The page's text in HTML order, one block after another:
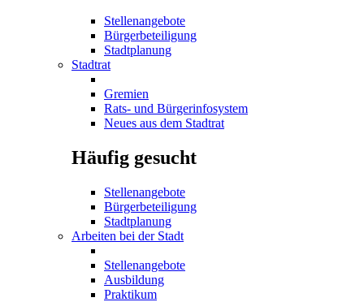
Stellenangebote
Bürgerbeteiligung
Stadtplanung
Stadtrat
Gremien
Rats- und Bürgerinfosystem
Neues aus dem Stadtrat
Häufig gesucht
Stellenangebote
Bürgerbeteiligung
Stadtplanung
Arbeiten bei der Stadt
Stellenangebote
Ausbildung
Praktikum